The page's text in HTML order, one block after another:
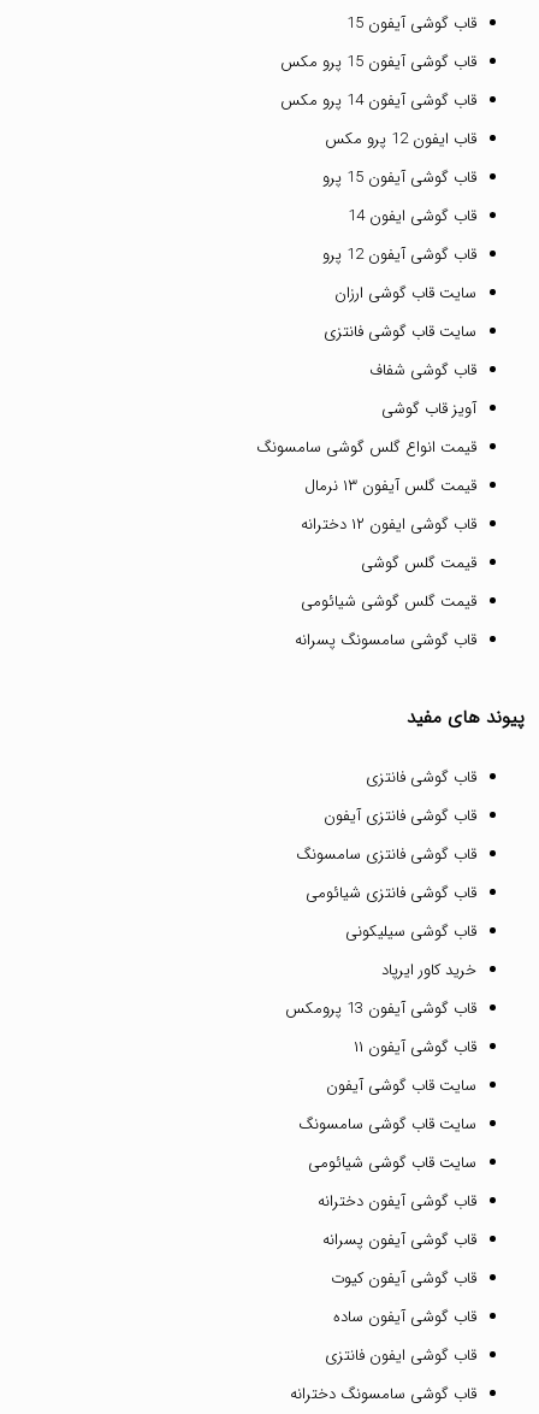
قاب گوشی آیفون 15
قاب گوشی آیفون 15 پرو مکس
قاب گوشی آیفون 14 پرو مکس
قاب ایفون 12 پرو مکس
قاب گوشی آیفون 15 پرو
قاب گوشی ایفون 14
قاب گوشی آیفون 12 پرو
سایت قاب گوشی ارزان
سایت قاب گوشی فانتزی
قاب گوشی شفاف
آویز قاب گوشی
قیمت انواع گلس گوشی سامسونگ
قیمت گلس آیفون ۱۳ نرمال
قاب گوشی ایفون ۱۲ دخترانه
قیمت گلس گوشی
قیمت گلس گوشی شیائومی
قاب گوشی سامسونگ پسرانه
پیوند های مفید
قاب گوشی فانتزی
قاب گوشی فانتزی آیفون
قاب گوشی فانتزی سامسونگ
قاب گوشی فانتزی شیائومی
قاب گوشی سیلیکونی
خرید کاور ایرپاد
قاب گوشی آیفون 13 پرومکس
قاب گوشی آیفون ۱۱
سایت قاب گوشی آیفون
سایت قاب گوشی سامسونگ
سایت قاب گوشی شیائومی
قاب گوشی آیفون دخترانه
قاب گوشی آیفون پسرانه
قاب گوشی آیفون کیوت
قاب گوشی آیفون ساده
قاب گوشی ایفون فانتزی
قاب گوشی سامسونگ دخترانه